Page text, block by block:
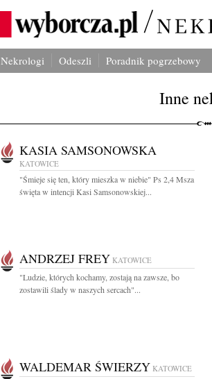
Nekrologi Odeszli Poradnik pogrzebowy
Inne
KASIA SAMSONOWSKA
KATOWICE
"Śmieje się ten, który mieszka w niebie" Ps 2,4 Msza
święta w intencji Kasi Samsonowskiej...
ANDRZEJ FREY KATOWICE
"Ludzie, których kochamy, zostają na zawsze, bo
zostawili ślady w naszych sercach"...
WALDEMAR ŚWIERZY KATOWICE